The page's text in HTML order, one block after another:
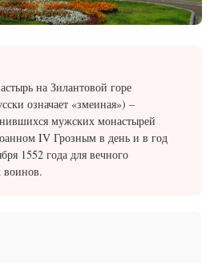
на Зилантовой горе
означает «змеиная») –
мужских монастырей
IV Грозным в день и в год
1552 года для вечного